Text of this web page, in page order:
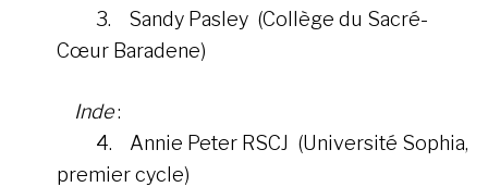
3. Sandy Pasley (Collège du Sacré-
Cœur Baradene)
Inde:
4. Annie Peter RSCJ (Université Sophia,
premier cycle)